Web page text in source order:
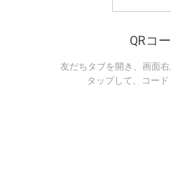
QRコ
友だちタブを開き、画面
タップして、コー